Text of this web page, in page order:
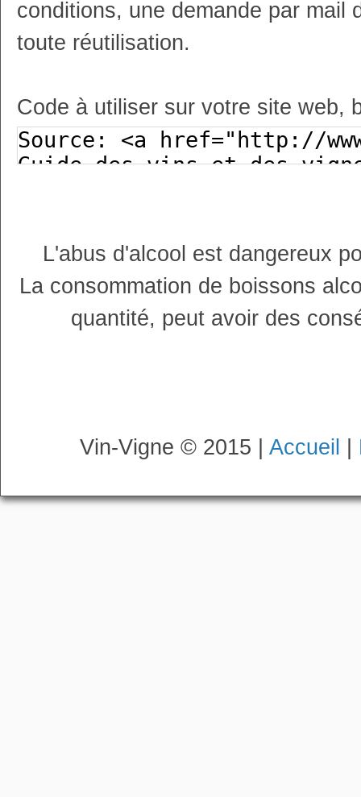
conditions, une demande par mail
toute réutilisation.
Code à utiliser sur votre site web,
L'abus d'alcool est dangereux
La consommation de boissons
quantité, peut avoir des
Vin-Vigne © 2015 | Accueil